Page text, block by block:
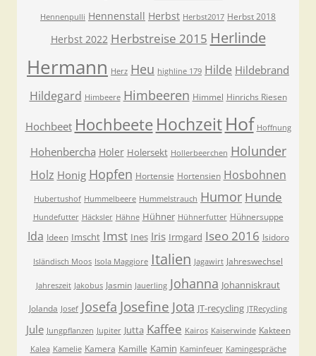
Hennenpulli Hennenstall Herbst Herbst2017 Herbst 2018
Herbst 2022 Herbstreise 2015 Herlinde
Hermann Herz Heu highline 179 Hilde Hildebrand
Hildegard Himbeere Himbeeren Himmel Hinrichs Riesen
Hochbeet Hochbeete Hochzeit Hof Hoffnung
Hohenbercha Holer Holersekt Hollerbeerchen Holunder
Holz Honig Hopfen Hortensie Hortensien Hosbohnen
Hubertushof Hummelbeere Hummelstrauch Humor Hunde
Hundefutter Häcksler Hähne Hühner Hühnerfutter Hühnersuppe
Ida Ideen Imscht Imst Ines Iris Irmgard Iseo 2016 Isidoro
Isländisch Moos Isola Maggiore Italien Jagawirt Jahreswechsel
Jahreszeit Jakobus Jasmin Jauerling Johanna Johanniskraut
Jolanda Josef Josefa Josefine Jota JT-recycling JTRecycling
Jule Jungpflanzen Jupiter Jutta Kaffee Kairos Kaiserwinde Kakteen
Kalea Kamelie Kamera Kamille Kamin Kaminfeuer Kamingespräche